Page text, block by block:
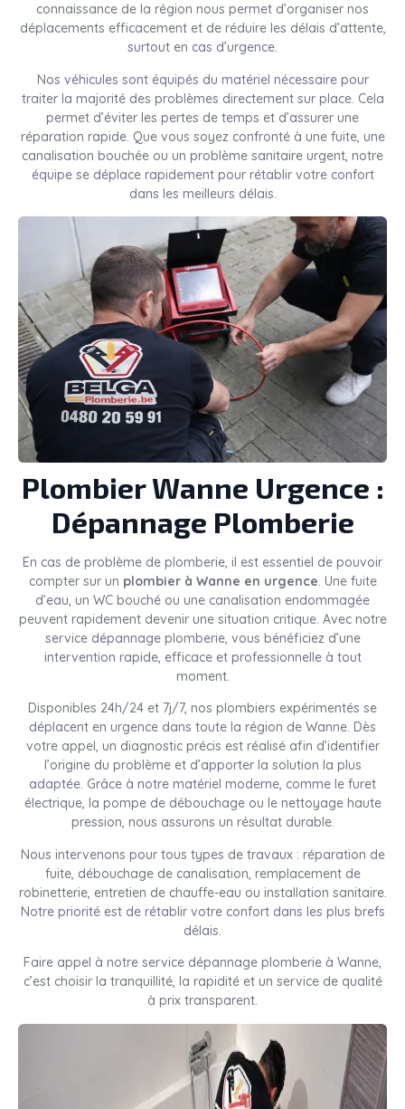
connaissance de la région nous permet d’organiser nos
déplacements efficacement et de réduire les délais d’attente,
surtout en cas d’urgence.
Nos véhicules sont équipés du matériel nécessaire pour
traiter la majorité des problèmes directement sur place. Cela
permet d’éviter les pertes de temps et d’assurer une
réparation rapide. Que vous soyez confronté à une fuite, une
canalisation bouchée ou un problème sanitaire urgent, notre
équipe se déplace rapidement pour rétablir votre confort
dans les meilleurs délais.
PlombierWanne Urgence :
Dépannage Plomberie
En cas de problème de plomberie, il est essentiel de pouvoir
compter sur un plombier à Wanne en urgence. Une fuite
d’eau, un WC bouché ou une canalisation endommagée
peuvent rapidement devenir une situation critique. Avec notre
service dépannage plomberie, vous bénéficiez d’une
intervention rapide, efficace et professionnelle à tout
moment.
Disponibles 24h/24 et 7j/7, nos plombiers expérimentés se
déplacent en urgence dans toute la région de Wanne. Dès
votre appel, un diagnostic précis est réalisé afin d’identifier
l’origine du problème et d’apporter la solution la plus
adaptée. Grâce à notre matériel moderne, comme le furet
électrique, la pompe de débouchage ou le nettoyage haute
pression, nous assurons un résultat durable.
Nous intervenons pour tous types de travaux : réparation de
fuite, débouchage de canalisation, remplacement de
robinetterie, entretien de chauffe-eau ou installation sanitaire.
Notre priorité est de rétablir votre confort dans les plus brefs
délais.
Faire appel à notre service dépannage plomberie à Wanne,
c’est choisir la tranquillité, la rapidité et un service de qualité
à prix transparent.